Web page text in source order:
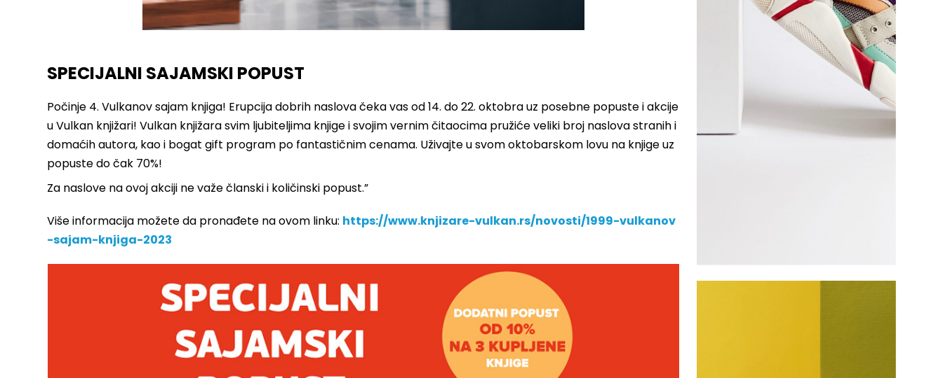
SPECIJALNI SAJAMSKI POPUST
Počinje 4. Vulkanov sajam knjiga! Erupcija dobrih naslova čeka vas od 14. do 22. oktobra uz posebne popuste i akcije
u Vulkan knjižari! Vulkan knjižara svim ljubiteljima knjige i svojim vernim čitaocima pružiće veliki broj naslova stranih i
domaćih autora, kao i bogat gift program po fantastičnim cenama. Uživajte u svom oktobarskom lovu na knjige uz
popuste do čak 70%!
Za naslove na ovoj akciji ne važe članski i količinski popust.”
Više informacija možete da pronađete na ovom linku: https://www.knjizare-vulkan.rs/novosti/1999-vulkanov
-sajam-knjiga-2023